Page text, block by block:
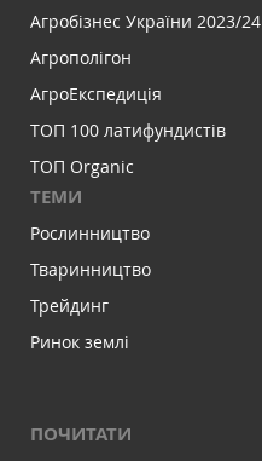
Агробізнес України 2023/24
Агрополігон
АгроЕкспедиція
ТОП 100 латифундистів
ТОП Organic
ТЕМИ
Рослинництво
Тваринництво
Трейдинг
Ринок землі
ПОЧИТАТИ